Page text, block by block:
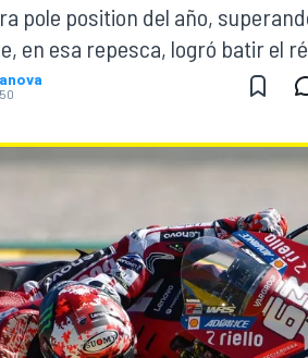
pole position del año,
en esa repesca, logró batir el